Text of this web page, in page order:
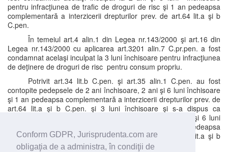
Conform GDPR, Jurisprudenta.com are
obligaţia de a administra, în condiţii de
pentru infracţiunea de trafic de droguri de risc şi 1 an pedeapsa
complementară a interzicerii drepturilor prev. de art.64 lit.a şi b
C.pen.
În temeiul art.4 alin.1 din Legea nr.143/2000 şi art.16 din
Legea nr.143/2000 cu aplicarea art.3201 alin.7 C.pr.pen. a fost
condamnat acelaşi inculpat la 3 luni închisoare pentru infracţiunea
de deţinere de droguri de risc pentru consum propriu.
Potrivit art.34 lit.b C.pen. şi art.35 alin.1 C.pen. au fost
contopite pedepsele de 2 ani închisoare, 2 ani şi 6 luni închisoare
şi 1 an pedeapsa complementară a interzicerii drepturilor prev. de
art.64 lit.a şi b C.pen. şi 3 luni închisoare şi s-a dispus ca
inculpatul să execute pedeapsa cea mai grea de 2 ani şi 6 luni
închisoare sporită la 3 ani închisoare şi 1 an pedeapsa
complementară a interzicerii drepturilor prev. de art.64 lit.a şi b
C.pen., după executarea pedepsei închisorii.